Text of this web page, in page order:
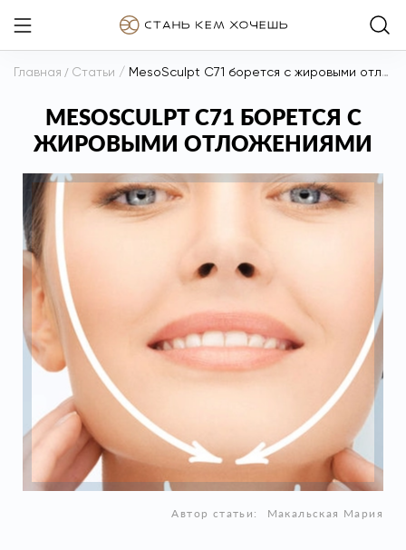
Главная / Статьи / MesoSculpt C71 борется с жировыми отложениями
MESOSCULPT C71 БОРЕТСЯ С
ЖИРОВЫМИ ОТЛОЖЕНИЯМИ
Автор статьи: Макальская Мария